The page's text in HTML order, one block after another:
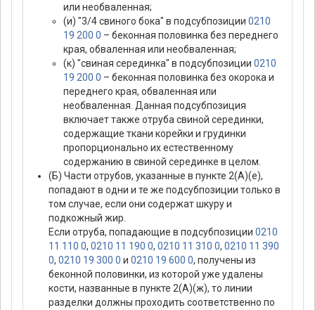
или необваленная;
(и) "3/4 свиного бока" в подсубпозиции 0210
19 200 0 – беконная половинка без переднего
края, обваленная или необваленная;
(к) "свиная серединка" в подсубпозиции 0210
19 200 0 – беконная половинка без окорока и
переднего края, обваленная или
необваленная. Данная подсубпозиция
включает также отруба свиной серединки,
содержащие ткани корейки и грудинки
пропорционально их естественному
содержанию в свиной серединке в целом.
(Б) Части отрубов, указанные в пункте 2(А)(е),
попадают в одни и те же подсубпозиции только в
том случае, если они содержат шкуру и
подкожный жир.
Если отруба, попадающие в подсубпозиции 0210
11 110 0, 0210 11 190 0, 0210 11 310 0, 0210 11 390
0, 0210 19 300 0 и 0210 19 600 0, получены из
беконной половинки, из которой уже удалены
кости, названные в пункте 2(А)(ж), то линии
разделки должны проходить соответственно по